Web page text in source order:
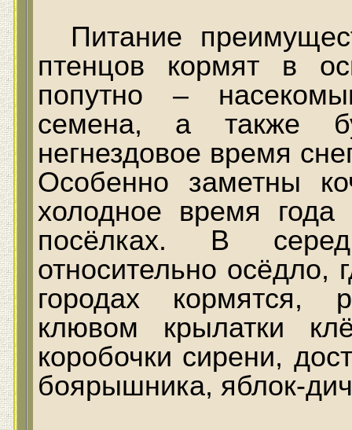
Питание
птенцов кормят в
попутно –
семена, а также
негнездовое время
Особенно заметны
холодное время
посёлках. В
относительно осёдло,
городах кормятся,
клювом крылатки
коробочки сирени,
боярышника, яблок-